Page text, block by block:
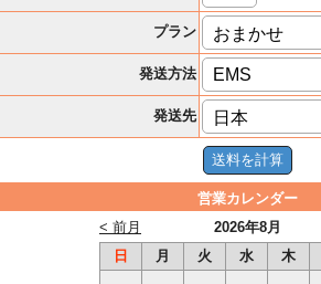
プラン
発送方法
発送先
営業カレンダー
2026年8月
< 前月
日
月 火 水 木